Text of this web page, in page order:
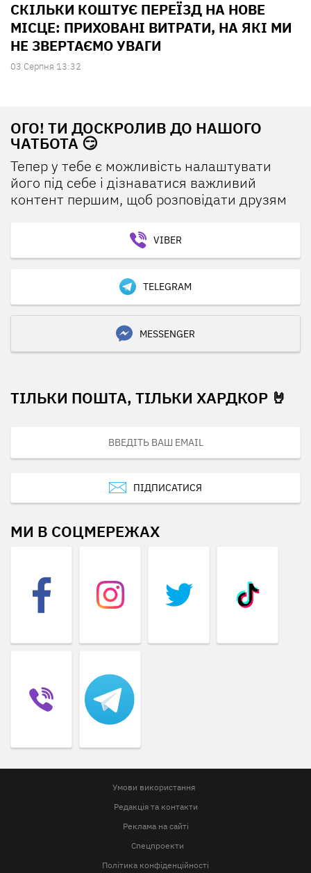
СКІЛЬКИ КОШТУЄ ПЕРЕЇЗД НА НОВЕ
МІСЦЕ: ПРИХОВАНІ ВИТРАТИ, НА ЯКІ МИ
НЕ ЗВЕРТАЄМО УВАГИ
03 Серпня 13:32
ОГО! ТИ ДОСКРОЛИВ ДО НАШОГО
ЧАТБОТА 😏
Тепер у тебе є можливість налаштувати
його під себе і дізнаватися важливий
контент першим, щоб розповідати друзям
VIBER
TELEGRAM
MESSENGER
ТІЛЬКИ ПОШТА, ТІЛЬКИ ХАРДКОР 🤘
ПІДПИСАТИСЯ
МИ В СОЦМЕРЕЖАХ
Умови використання
Редакція та контакти
Реклама на сайті
Спецпроекти
Політика конфіденційності